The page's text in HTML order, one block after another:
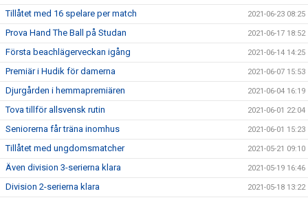
Tillåtet med 16 spelare per match 2021-06-23 08:25
Prova Hand The Ball på Studan 2021-06-17 18:52
Första beachlägerveckan igång 2021-06-14 14:25
Premiär i Hudik för damerna 2021-06-07 15:53
Djurgården i hemmapremiären 2021-06-04 16:19
Tova tillför allsvensk rutin 2021-06-01 22:04
Seniorerna får träna inomhus 2021-06-01 15:23
Tillåtet med ungdomsmatcher 2021-05-21 09:10
Även division 3-serierna klara 2021-05-19 16:46
Division 2-serierna klara 2021-05-18 13:22